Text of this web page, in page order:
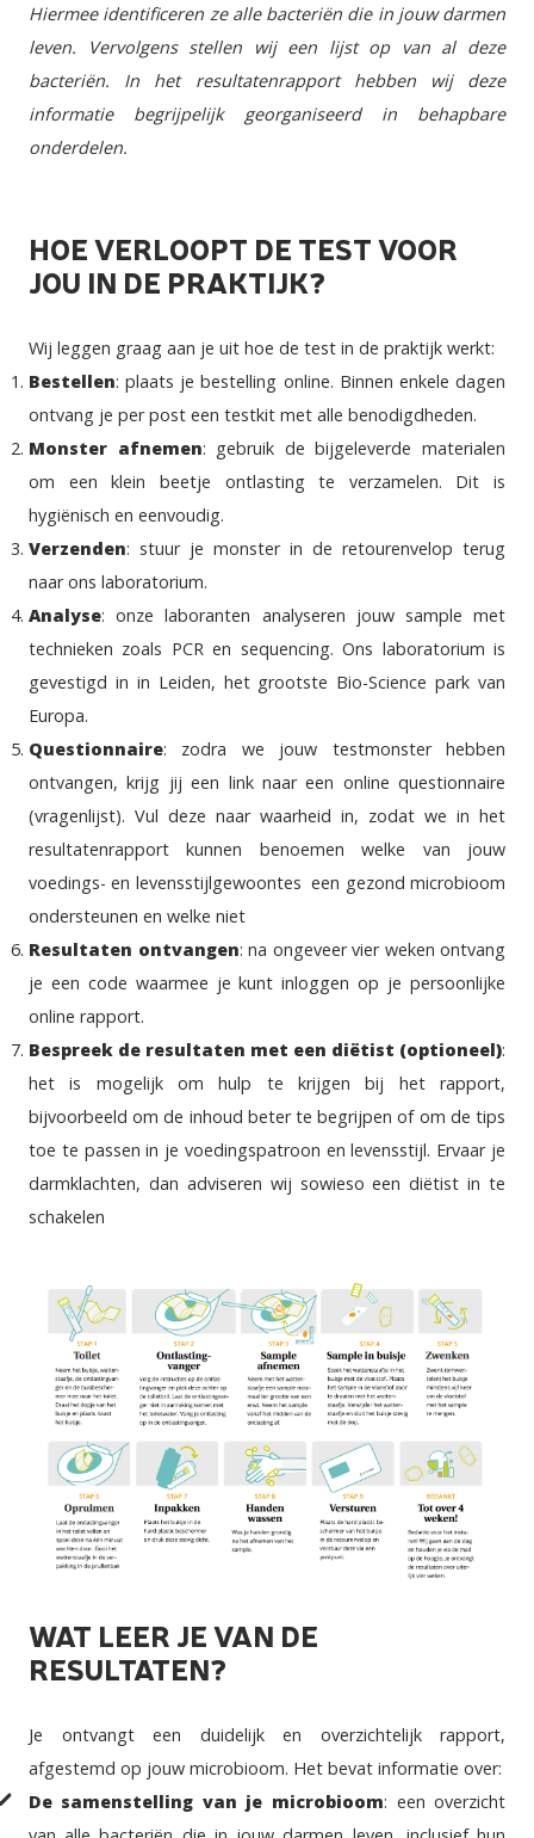
Hiermee identificeren ze alle bacteriën die in jouw darmen
leven. Vervolgens stellen wij een lijst op van al deze
bacteriën. In het resultatenrapport hebben wij deze
informatie begrijpelijk georganiseerd in behapbare
onderdelen.
HOE VERLOOPT DE TEST VOOR
JOU IN DE PRAKTIJK?
Wij leggen graag aan je uit hoe de test in de praktijk werkt:
Bestellen: plaats je bestelling online. Binnen enkele dagen
ontvang je per post een testkit met alle benodigdheden.
Monster afnemen: gebruik de bijgeleverde materialen
om een klein beetje ontlasting te verzamelen. Dit is
hygiënisch en eenvoudig.
Verzenden: stuur je monster in de retourenvelop terug
naar ons laboratorium.
Analyse: onze laboranten analyseren jouw sample met
technieken zoals PCR en sequencing. Ons laboratorium is
gevestigd in in Leiden, het grootste Bio-Science park van
Europa.
Questionnaire: zodra we jouw testmonster hebben
ontvangen, krijg jij een link naar een online questionnaire
(vragenlijst). Vul deze naar waarheid in, zodat we in het
resultatenrapport kunnen benoemen welke van jouw
voedings- en levensstijlgewoontes een gezond microbioom
ondersteunen en welke niet
Resultaten ontvangen: na ongeveer vier weken ontvang
je een code waarmee je kunt inloggen op je persoonlijke
online rapport.
Bespreek de resultaten met een diëtist (optioneel):
het is mogelijk om hulp te krijgen bij het rapport,
bijvoorbeeld om de inhoud beter te begrijpen of om de tips
toe te passen in je voedingspatroon en levensstijl. Ervaar je
darmklachten, dan adviseren wij sowieso een diëtist in te
schakelen
WAT LEER JE VAN DE
RESULTATEN?
Je ontvangt een duidelijk en overzichtelijk rapport,
afgestemd op jouw microbioom. Het bevat informatie over:
De samenstelling van je microbioom: een overzicht